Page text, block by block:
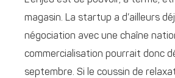
magasin. La startup a d’ailleurs
négociation avec une chaîne
commercialisation pourrait donc
septembre. Si le coussin de